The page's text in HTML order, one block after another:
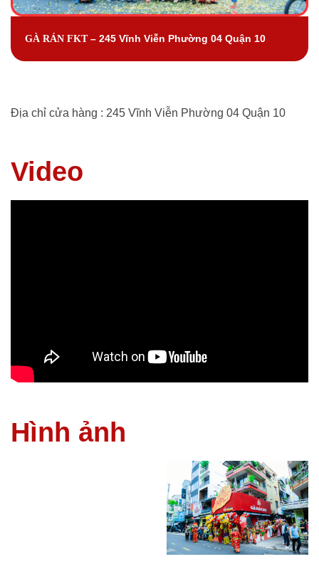
GÀ RÁN FKT– 245 Vĩnh Viễn Phường 04 Quận 10
Địa chỉ cửa hàng : 245 Vĩnh Viễn Phường 04 Quận 10
Video
Hình ảnh